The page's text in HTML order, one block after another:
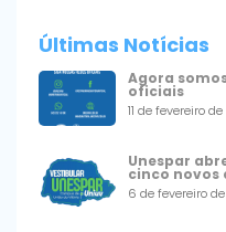
Últimas Notícias
Agora somos
oficiais
11 de fevereiro
Unespar
cinco novos
6 de fevereiro